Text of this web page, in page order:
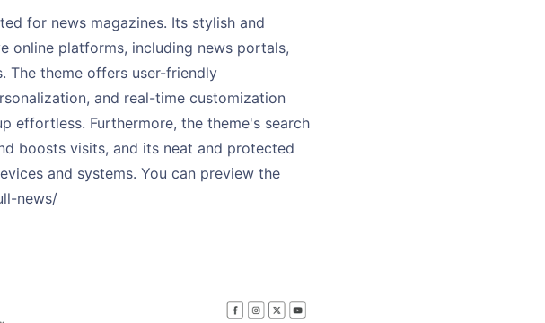
for news magazines. Its stylish and
online platforms, including news portals,
The theme offers user-friendly
and real-time customization
effortless. Furthermore, the theme's search
boosts visits, and its neat and protected
and systems. You can preview the
news/